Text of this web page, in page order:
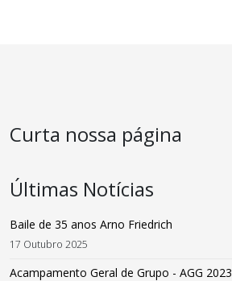
Curta nossa página
Últimas Notícias
Baile de 35 anos Arno Friedrich
17 Outubro 2025
Acampamento Geral de Grupo - AGG 2023